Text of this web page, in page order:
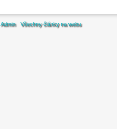
Admin Všechny články na webu